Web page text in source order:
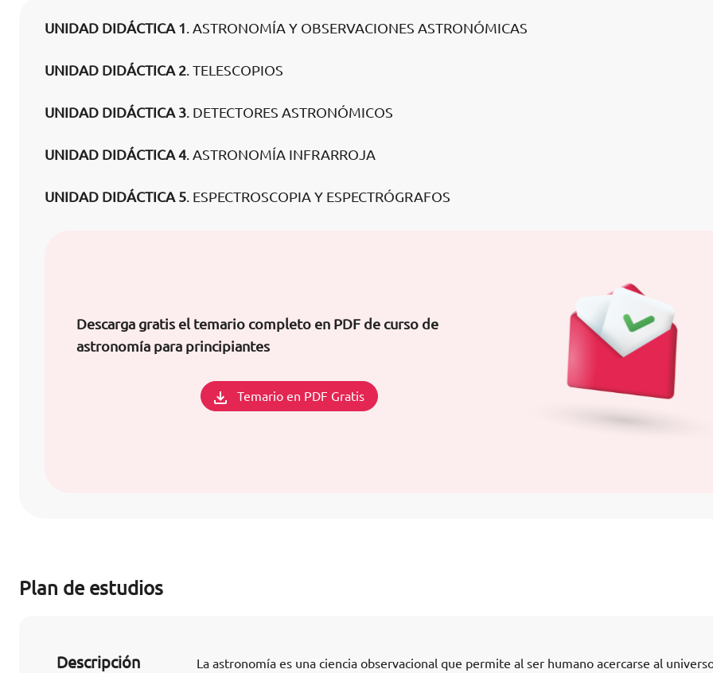
UNIDAD DIDÁCTICA 1. ASTRONOMÍA Y OBSERVACIONES ASTRONÓMICAS
UNIDAD DIDÁCTICA 2. TELESCOPIOS
UNIDAD DIDÁCTICA 3. DETECTORES ASTRONÓMICOS
UNIDAD DIDÁCTICA 4. ASTRONOMÍA INFRARROJA
UNIDAD DIDÁCTICA 5. ESPECTROSCOPIA Y ESPECTRÓGRAFOS
Descarga gratis el temario completo en PDF de curso de
astronomía para principiantes
Temario en PDF Gratis
Plan de estudios
Descripción
La astronomía es una ciencia observacional que permite al ser humano acercarse al